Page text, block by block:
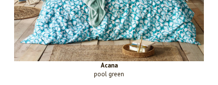
Acana
pool green